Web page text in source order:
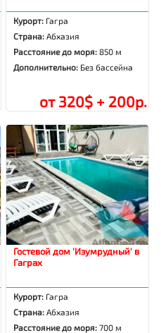
Курорт: Гагра
Страна: Абхазия
Расстояние до моря:850 м
Дополнительно: Без бассейна
от 320$ + 200р.
Гостевой дом 'Изумрудный' в
Гаграх
Курорт: Гагра
Страна: Абхазия
Расстояние до моря:700 м